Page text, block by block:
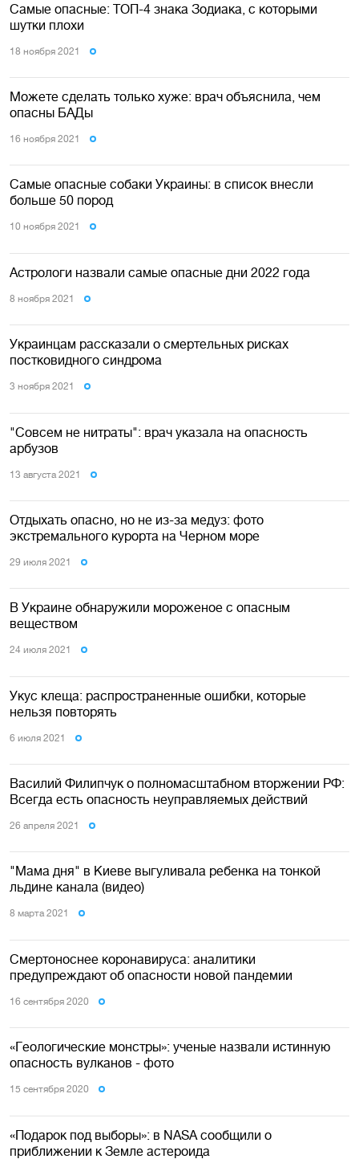
Самые опасные: ТОП-4 знака Зодиака, с которыми
шутки плохи
18 ноября 2021
Можете сделать только хуже: врач объяснила, чем
опасны БАДы
16 ноября 2021
Самые опасные собаки Украины: в список внесли
больше 50 пород
10 ноября 2021
Астрологи назвали самые опасные дни 2022 года
8 ноября 2021
Украинцам рассказали о смертельных рисках
постковидного синдрома
3 ноября 2021
"Совсем не нитраты": врач указала на опасность
арбузов
13 августа 2021
Отдыхать опасно, но не из-за медуз: фото
экстремального курорта на Черном море
29 июля 2021
В Украине обнаружили мороженое с опасным
веществом
24 июля 2021
Укус клеща: распространенные ошибки, которые
нельзя повторять
6 июля 2021
Василий Филипчук о полномасштабном вторжении РФ:
Всегда есть опасность неуправляемых действий
26 апреля 2021
"Мама дня" в Киеве выгуливала ребенка на тонкой
льдине канала (видео)
8 марта 2021
Смертоноснее коронавируса: аналитики
предупреждают об опасности новой пандемии
16 сентября 2020
«Геологические монстры»: ученые назвали истинную
опасность вулканов - фото
15 сентября 2020
«Подарок под выборы»: в NASA сообщили о
приближении к Земле астероида